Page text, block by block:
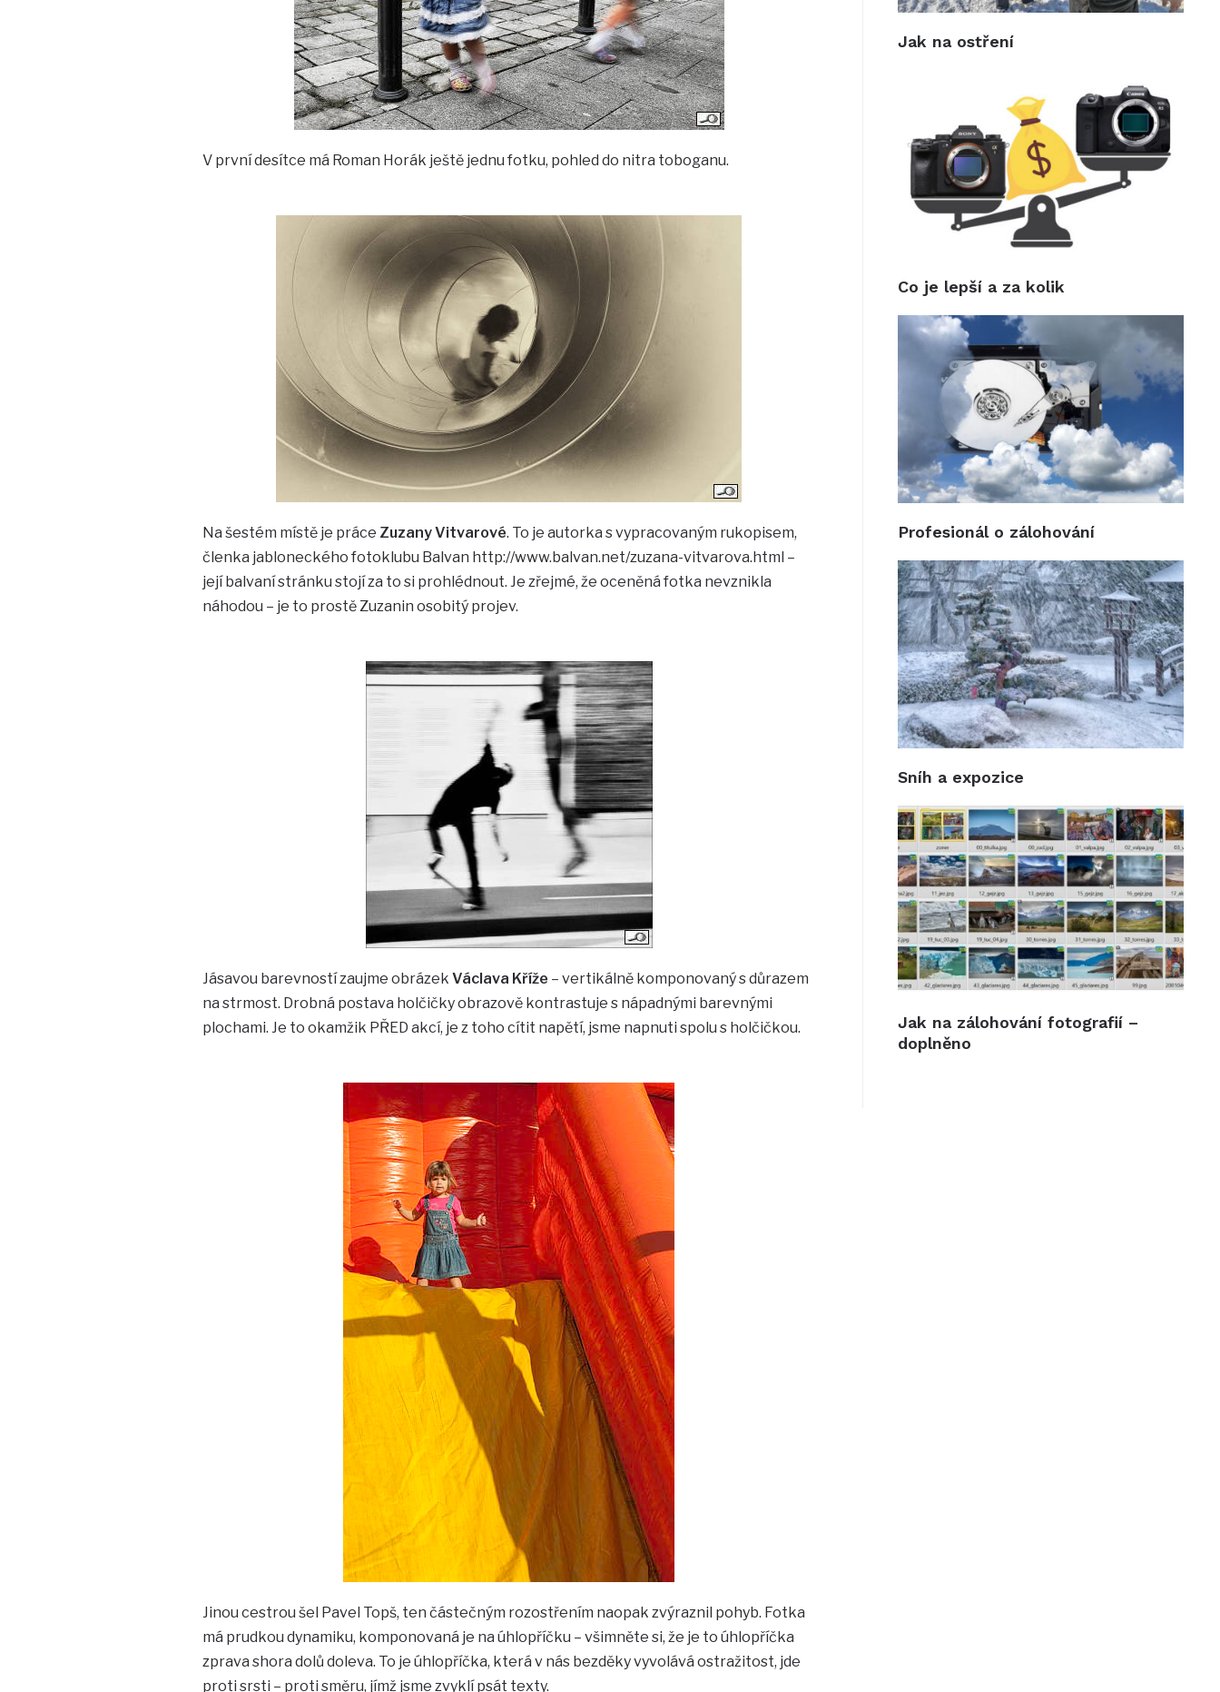
V první desítce má Roman Horák ještě jednu fotku, pohled do nitra toboganu.
Na šestém místě je práce Zuzany Vitvarové. To je autorka s vypracovaným rukopisem,
členka jabloneckého fotoklubu Balvan http://www.balvan.net/zuzana-vitvarova.html –
její balvaní stránku stojí za to si prohlédnout. Je zřejmé, že oceněná fotka nevznikla
náhodou – je to prostě Zuzanin osobitý projev.
Jásavou barevností zaujme obrázek Václava Kříže – vertikálně komponovaný s důrazem
na strmost. Drobná postava holčičky obrazově kontrastuje s nápadnými barevnými
plochami. Je to okamžik PŘED akcí, je z toho cítit napětí, jsme napnuti spolu s holčičkou.
Jinou cestrou šel Pavel Topš, ten částečným rozostřením naopak zvýraznil pohyb. Fotka
má prudkou dynamiku, komponovaná je na úhlopříčku – všimněte si, že je to úhlopříčka
zprava shora dolů doleva. To je úhlopříčka, která v nás bezděky vyvolává ostražitost, jde
proti srsti – proti směru, jímž jsme zvyklí psát texty.
Jak na ostření
Co je lepší a za kolik
Profesionál o zálohování
Sníh a expozice
Jak na zálohování fotografií –
doplněno